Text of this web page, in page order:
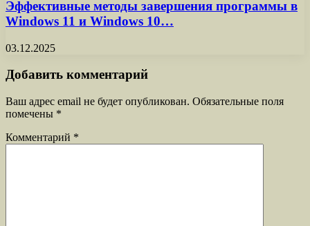
Эффективные методы завершения программы в
Windows 11 и Windows 10…
03.12.2025
Добавить комментарий
Ваш адрес email не будет опубликован. Обязательные поля
помечены *
Комментарий *